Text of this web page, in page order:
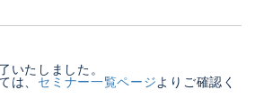
いたしました。
は、セミナー一覧ページよりご確認く